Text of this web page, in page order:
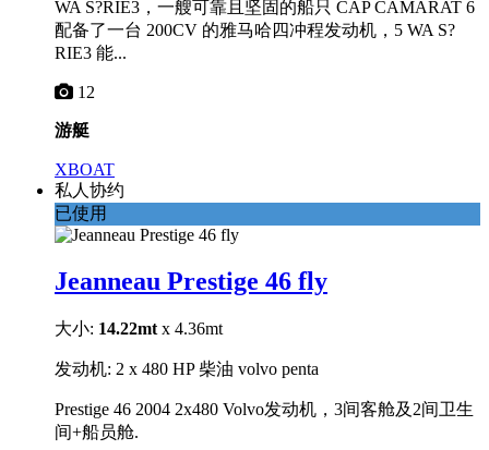
WA S?RIE3，一艘可靠且坚固的船只 CAP CAMARAT 6
配备了一台 200CV 的雅马哈四冲程发动机，5 WA S?
RIE3 能...
12
游艇
XBOAT
私人协约
已使用
Jeanneau Prestige 46 fly
大小: 14.22mt x 4.36mt
发动机: 2 x 480 HP 柴油 volvo penta
Prestige 46 2004 2x480 Volvo发动机，3间客舱及2间卫生
间+船员舱.